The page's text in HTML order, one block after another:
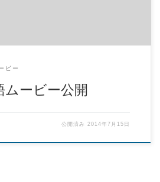
ビー
ムービー公開
公開済み2014年7月15日